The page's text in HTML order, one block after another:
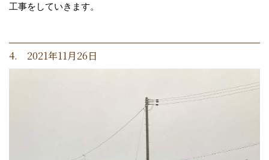
工事をしていきます。
4. 2021年11月26日